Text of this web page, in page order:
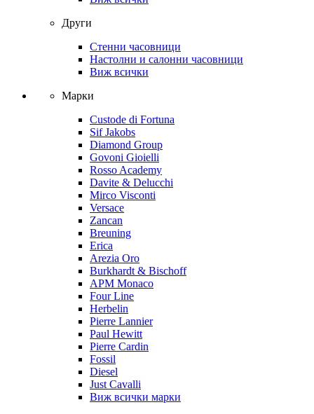
Други
Стенни часовници
Настолни и салонни часовници
Виж всички
Марки
Custode di Fortuna
Sif Jakobs
Diamond Group
Govoni Gioielli
Rosso Academy
Davite & Delucchi
Mirco Visconti
Versace
Zancan
Breuning
Erica
Arezia Oro
Burkhardt & Bischoff
APM Monaco
Four Line
Herbelin
Pierre Lannier
Paul Hewitt
Pierre Cardin
Fossil
Diesel
Just Cavalli
Виж всички марки